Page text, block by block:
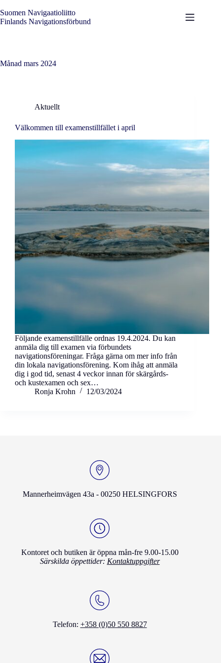
till
innehåll
Suomen Navigaatioliitto
Finlands Navigationsförbund
Månad mars 2024
Aktuellt
Välkommen till examenstillfället i april
Följande examenstillfälle ordnas 19.4.2024. Du kan
anmäla dig till examen via förbundets
navigationsföreningar. Fråga gärna om mer info från
din lokala navigationsförening. Kom ihåg att anmäla
dig i god tid, senast 4 veckor innan för skärgårds-
och kustexamen och sex…
Ronja Krohn
12/03/2024
Mannerheimvägen 43a - 00250 HELSINGFORS
Kontoret och butiken är öppna mån-fre 9.00-15.00
Särskilda öppettider: Kontaktuppgifter
Telefon: +358 (0)50 550 8827